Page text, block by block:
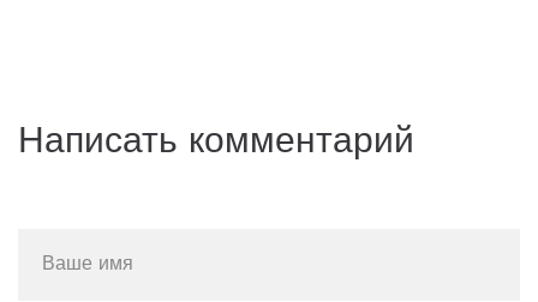
Написать комментарий